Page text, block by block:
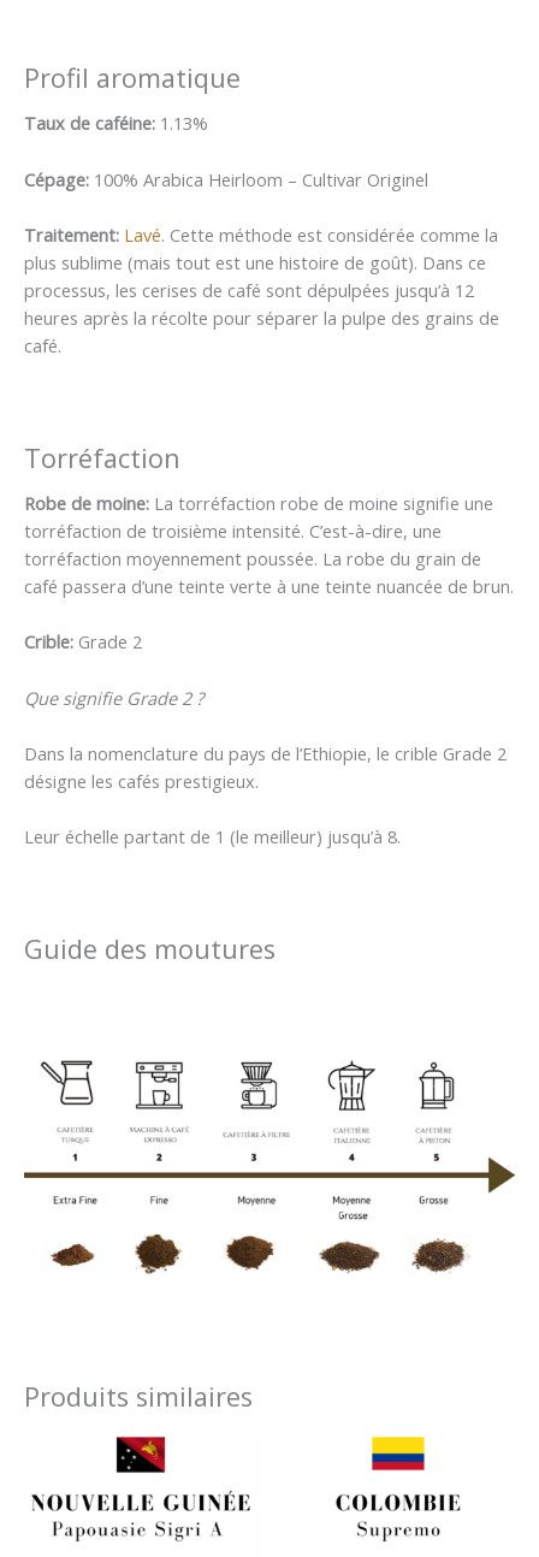
Profil aromatique
Taux de caféine: 1.13%
Cépage: 100% Arabica Heirloom – Cultivar Originel
Traitement: Lavé. Cette méthode est considérée comme la
plus sublime (mais tout est une histoire de goût). Dans ce
processus, les cerises de café sont dépulpées jusqu’à 12
heures après la récolte pour séparer la pulpe des grains de
café.
Torréfaction
Robe de moine: La torréfaction robe de moine signifie une
torréfaction de troisième intensité. C’est-à-dire, une
torréfaction moyennement poussée. La robe du grain de
café passera d’une teinte verte à une teinte nuancée de brun.
Crible: Grade 2
Que signifie Grade 2 ?
Dans la nomenclature du pays de l’Ethiopie, le crible Grade 2
désigne les cafés prestigieux.
Leur échelle partant de 1 (le meilleur) jusqu’à 8.
Guide des moutures
Produits similaires
9,35 €
37,40 €
8,00 €